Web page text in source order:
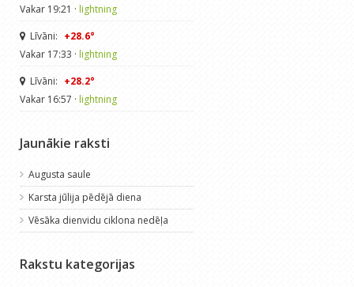
Vakar 19:21 · lightning
Līvāni: +28.6°
Vakar 17:33 · lightning
Līvāni: +28.2°
Vakar 16:57 · lightning
Jaunākie raksti
Augusta saule
Karsta jūlija pēdējā diena
Vēsāka dienvidu ciklona nedēļa
Rakstu kategorijas